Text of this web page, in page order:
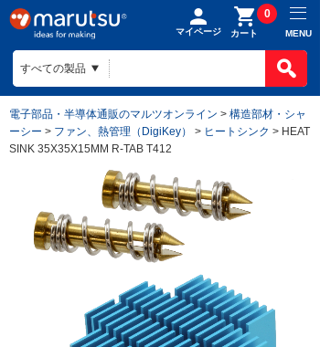
マイページ カート
0
MENU
電子部品・半導体通販のマルツオンライン > 構造部材・シャ
ーシー > ファン、熱管理（DigiKey） > ヒートシンク > HEAT
SINK 35X35X15MM R-TAB T412